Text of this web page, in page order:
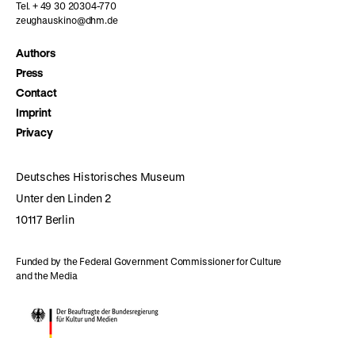
Tel. + 49 30 20304-770
zeughauskino@dhm.de
Authors
Press
Contact
Imprint
Privacy
Deutsches Historisches Museum
Unter den Linden 2
10117 Berlin
Funded by the Federal Government Commissioner for Culture
and the Media